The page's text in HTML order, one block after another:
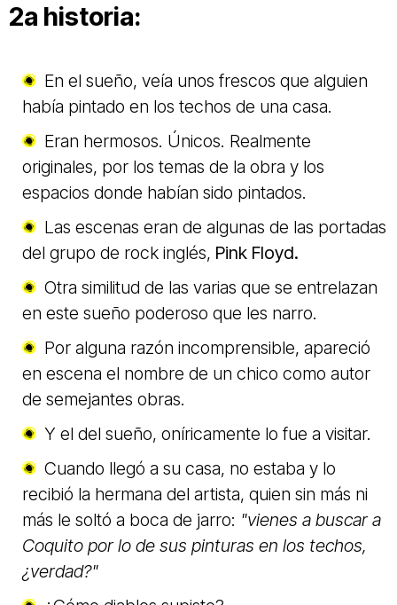
2a historia:
En el sueño, veía unos frescos que alguien
había pintado en los techos de una casa.
Eran hermosos. Únicos. Realmente
originales, por los temas de la obra y los
espacios donde habían sido pintados.
Las escenas eran de algunas de las portadas
del grupo de rock inglés, Pink Floyd.
Otra similitud de las varias que se entrelazan
en este sueño poderoso que les narro.
Por alguna razón incomprensible, apareció
en escena el nombre de un chico como autor
de semejantes obras.
Y el del sueño, oníricamente lo fue a visitar.
Cuando llegó a su casa, no estaba y lo
recibió la hermana del artista, quien sin más ni
más le soltó a boca de jarro: "vienes a buscar a
Coquito por lo de sus pinturas en los techos,
¿verdad?"